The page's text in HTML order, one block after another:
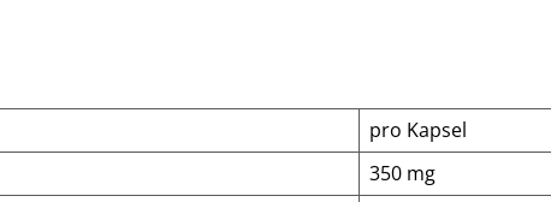
pro Kapsel
350 mg